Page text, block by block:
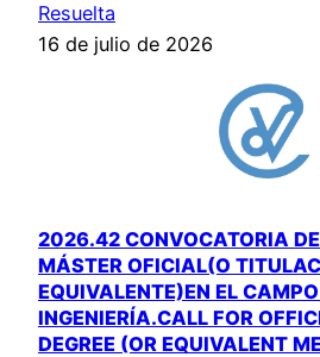
Resuelta
16 de julio de 2026
2026.42 CONVOCATORIA
MÁSTER OFICIAL(O
EQUIVALENTE)EN EL
INGENIERÍA.CALL FOR
DEGREE (OR EQUIVALENT